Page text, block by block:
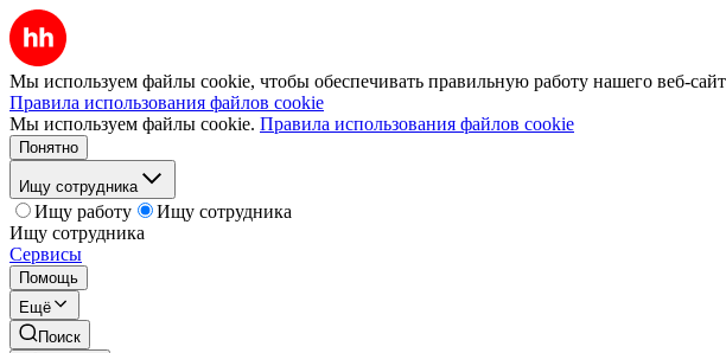
Мы используем файлы cookie, чтобы обеспечивать правильную работу нашего веб-
Правила использования файлов cookie
Мы используем файлы cookie. Правила использования файлов cookie
Понятно
Ищу сотрудника
Ищу работу
Ищу сотрудника
Ищу сотрудника
Сервисы
Помощь
Ещё
Поиск